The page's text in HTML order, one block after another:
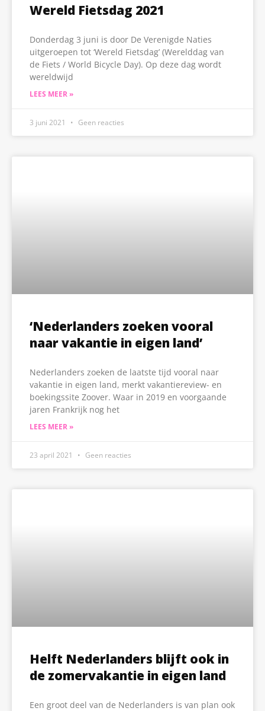
Wereld Fietsdag 2021
Donderdag 3 juni is door De Verenigde Naties
uitgeroepen tot ‘Wereld Fietsdag’ (Werelddag van
de Fiets / World Bicycle Day). Op deze dag wordt
wereldwijd
LEES MEER »
3 juni 2021 Geen reacties
‘Nederlanders zoeken vooral
naar vakantie in eigen land’
Nederlanders zoeken de laatste tijd vooral naar
vakantie in eigen land, merkt vakantiereview- en
boekingssite Zoover. Waar in 2019 en voorgaande
jaren Frankrijk nog het
LEES MEER »
23 april 2021 Geen reacties
Helft Nederlanders blijft ook in
de zomervakantie in eigen land
Een groot deel van de Nederlanders is van plan ook